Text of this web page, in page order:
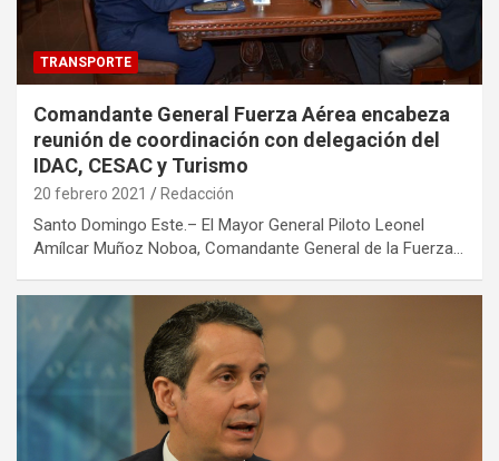
TRANSPORTE
Comandante General Fuerza Aérea encabeza
reunión de coordinación con delegación del
IDAC, CESAC y Turismo
20 febrero 2021 Redacción
Santo Domingo Este.– El Mayor General Piloto Leonel
Amílcar Muñoz Noboa, Comandante General de la Fuerza…